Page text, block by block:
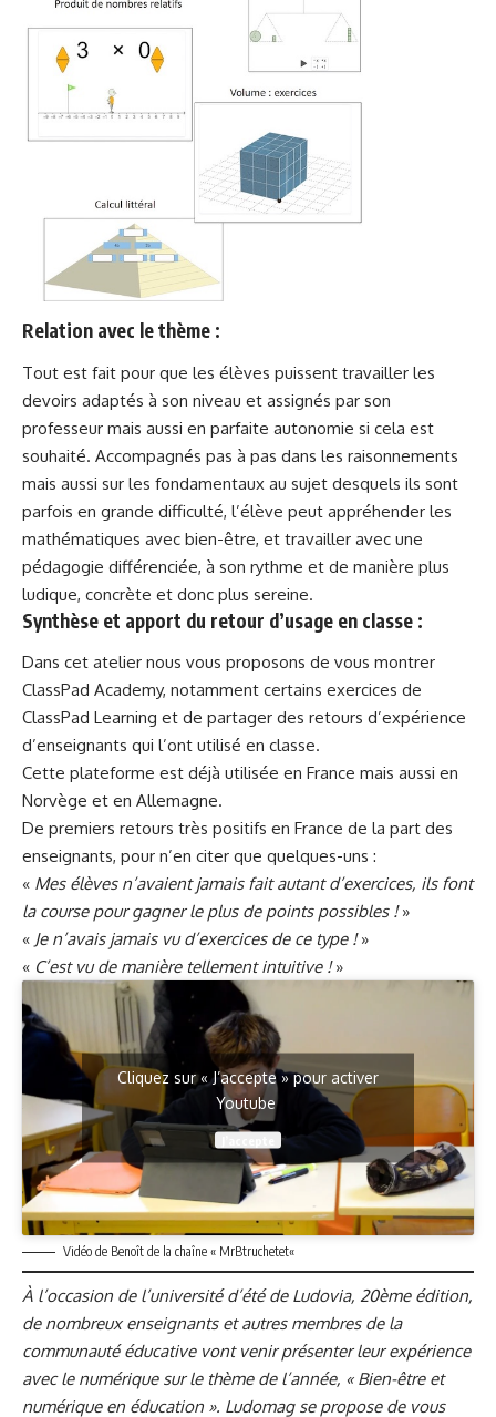
Relation avec le thème :
Tout est fait pour que les élèves puissent travailler les
devoirs adaptés à son niveau et assignés par son
professeur mais aussi en parfaite autonomie si cela est
souhaité. Accompagnés pas à pas dans les raisonnements
mais aussi sur les fondamentaux au sujet desquels ils sont
parfois en grande difficulté, l’élève peut appréhender les
mathématiques avec bien-être, et travailler avec une
pédagogie différenciée, à son rythme et de manière plus
ludique, concrète et donc plus sereine.
Synthèse et apport du retour d’usage en classe :
Dans cet atelier nous vous proposons de vous montrer
ClassPad Academy, notamment certains exercices de
ClassPad Learning et de partager des retours d’expérience
d’enseignants qui l’ont utilisé en classe.
Cette plateforme est déjà utilisée en France mais aussi en
Norvège et en Allemagne.
De premiers retours très positifs en France de la part des
enseignants, pour n’en citer que quelques-uns :
« Mes élèves n’avaient jamais fait autant d’exercices, ils font
la course pour gagner le plus de points possibles !»
« Je n’avais jamais vu d’exercices de ce type !»
« C’est vu de manière tellement intuitive !»
Cliquez sur « J’accepte » pour activer
Youtube
Vidéo de Benoît de la chaîne « MrBtruchetet«
À l’occasion de l’université d’été de Ludovia, 20ème édition,
de nombreux enseignants et autres membres de la
communauté éducative vont venir présenter leur expérience
avec le numérique sur le thème de l’année, « Bien-être et
numérique en éducation ». Ludomag se propose de vous